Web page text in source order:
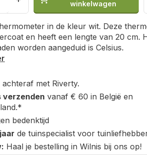
winkelwagen
in de kleur wit. Deze
en heeft een lengte van 20 cm.
worden aangeduid is Celsius.
achteraf met Riverty.
verzenden vanaf € 60 in België en
bedenktijd
de tuinspecialist voor
Haal je bestelling in Wilnis bij ons op!